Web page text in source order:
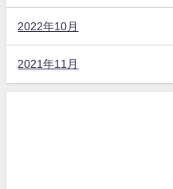
2022年10月
2021年11月